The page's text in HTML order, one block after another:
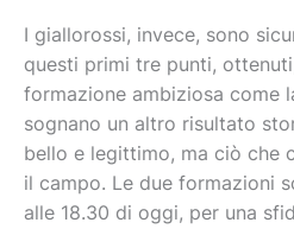
I giallorossi, invece, sono
questi primi tre punti,
formazione ambiziosa come
sognano un altro risultato
bello e legittimo, ma ciò che
il campo. Le due formazioni
alle 18.30 di oggi, per una